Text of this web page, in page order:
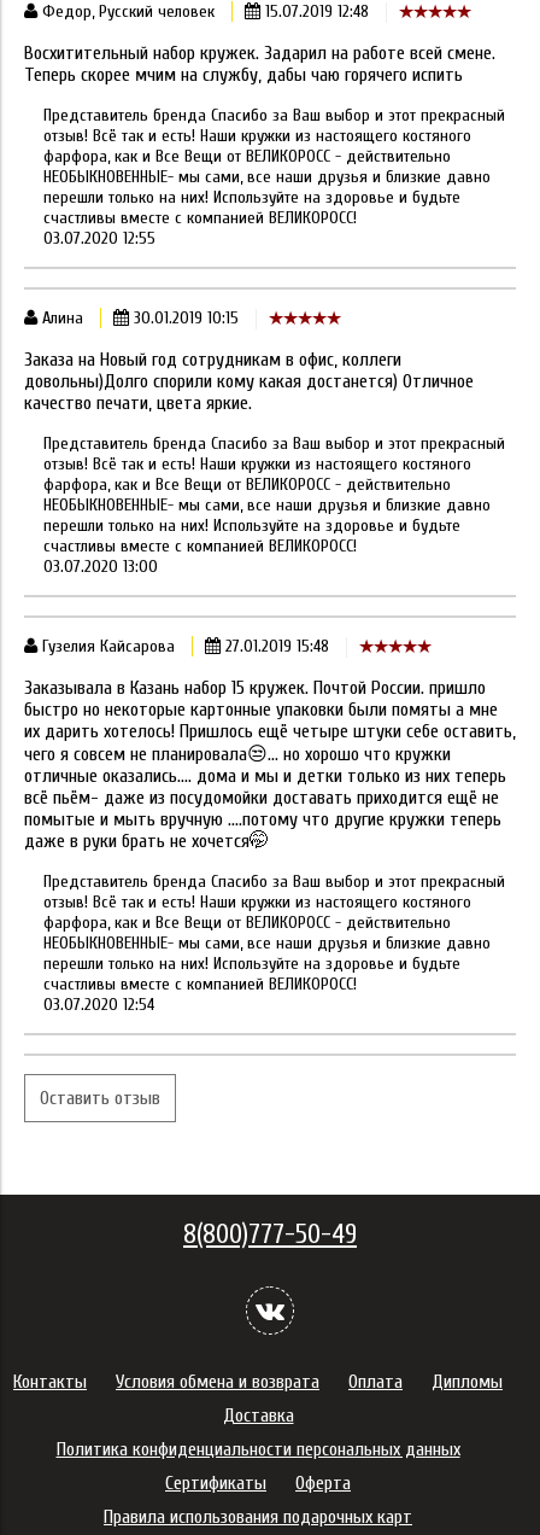
Федор, Русский человек 15.07.2019 12:48
Восхитительный набор кружек. Задарил на работе всей смене.
Теперь скорее мчим на службу, дабы чаю горячего испить
Представитель бренда Спасибо за Ваш выбор и этот прекрасный
отзыв! Всё так и есть! Наши кружки из настоящего костяного
фарфора, как и Все Вещи от ВЕЛИКОРОСС - действительно
НЕОБЫКНОВЕННЫЕ- мы сами, все наши друзья и близкие давно
перешли только на них! Используйте на здоровье и будьте
счастливы вместе с компанией ВЕЛИКОРОСС!
03.07.2020 12:55
Алина 30.01.2019 10:15
Заказа на Новый год сотрудникам в офис, коллеги
довольны)Долго спорили кому какая достанется) Отличное
качество печати, цвета яркие.
Представитель бренда Спасибо за Ваш выбор и этот прекрасный
отзыв! Всё так и есть! Наши кружки из настоящего костяного
фарфора, как и Все Вещи от ВЕЛИКОРОСС - действительно
НЕОБЫКНОВЕННЫЕ- мы сами, все наши друзья и близкие давно
перешли только на них! Используйте на здоровье и будьте
счастливы вместе с компанией ВЕЛИКОРОСС!
03.07.2020 13:00
Гузелия Кайсарова 27.01.2019 15:48
Заказывала в Казань набор 15 кружек. Почтой России. пришло
быстро но некоторые картонные упаковки были помяты а мне
их дарить хотелось! Пришлось ещё четыре штуки себе оставить,
чего я совсем не планировала😒... но хорошо что кружки
отличные оказались.... дома и мы и детки только из них теперь
всё пьём- даже из посудомойки доставать приходится ещё не
помытые и мыть вручную ....потому что другие кружки теперь
даже в руки брать не хочется🤭
Представитель бренда Спасибо за Ваш выбор и этот прекрасный
отзыв! Всё так и есть! Наши кружки из настоящего костяного
фарфора, как и Все Вещи от ВЕЛИКОРОСС - действительно
НЕОБЫКНОВЕННЫЕ- мы сами, все наши друзья и близкие давно
перешли только на них! Используйте на здоровье и будьте
счастливы вместе с компанией ВЕЛИКОРОСС!
03.07.2020 12:54
Оставить отзыв
8(800)777-50-49
Контакты Условия обмена и возврата Оплата
Дипломы
Доставка
Политика конфиденциальности персональных данных
Сертификаты
Оферта
Правила использования подарочных карт